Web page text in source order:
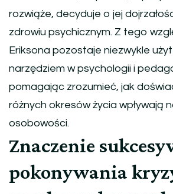
rozwiąże, decyduje o jej
zdrowiu psychicznym. Z tego
Eriksona pozostaje niezwykle
narzędziem w psychologii i
pomagając zrozumieć, jak
różnych okresów życia wpływają
osobowości.
Znaczenie
pokonywania